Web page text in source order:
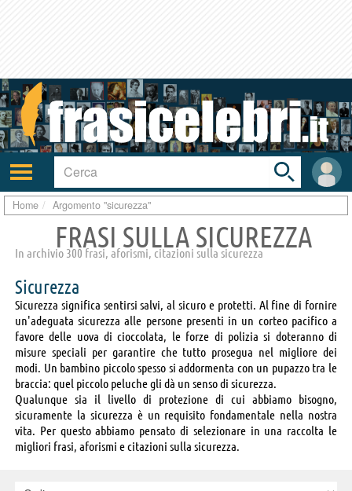
Attiva/disattiva
navigazione
User
area
Toggle
search
bar
Home Argomento "sicurezza"
FRASI SULLA SICUREZZA
In archivio 300 frasi, aforismi, citazioni sulla sicurezza
Sicurezza
Sicurezza significa sentirsi salvi, al sicuro e protetti. Al fine di fornire
un'adeguata sicurezza alle persone presenti in un corteo pacifico a
favore delle uova di cioccolata, le forze di polizia si doteranno di
misure speciali per garantire che tutto prosegua nel migliore dei
modi. Un bambino piccolo spesso si addormenta con un pupazzo tra le
braccia: quel piccolo peluche gli dà un senso di sicurezza.
Qualunque sia il livello di protezione di cui abbiamo bisogno,
sicuramente la sicurezza è un requisito fondamentale nella nostra
vita. Per questo abbiamo pensato di selezionare in una raccolta le
migliori frasi, aforismi e citazioni sulla sicurezza.